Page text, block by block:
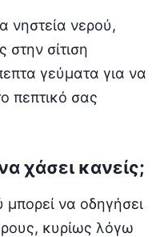
νηστεία νερού,
σίτιση
γεύματα για να
πεπτικό σας
χάσει κανείς;
μπορεί να οδηγήσει
κυρίως λόγω